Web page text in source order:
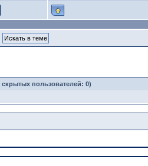
скрытых пользователей: 0)